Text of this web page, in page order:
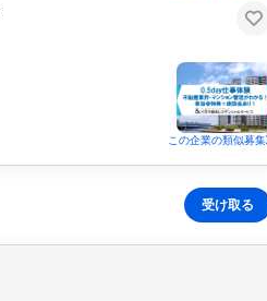
この企業の類似募集
受け取る